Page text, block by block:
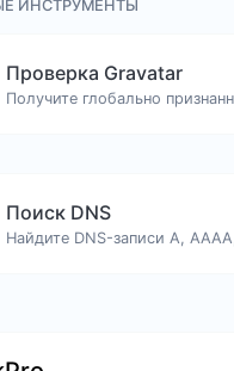
ИНСТРУМЕНТЫ
Проверка Gravatar
Поиск DNS